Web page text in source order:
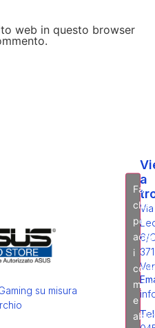
web in questo browser
su misura
a
Via
6/
Fai
clic
per
i
e